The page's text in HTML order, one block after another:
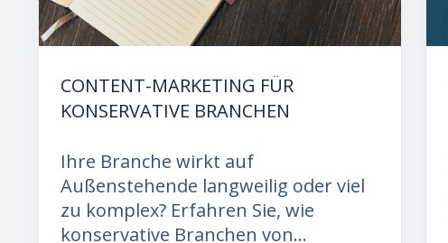
CONTENT-MARKETING FÜR
KONSERVATIVE BRANCHEN
Ihre Branche wirkt auf
Außenstehende langweilig oder viel
zu komplex? Erfahren Sie, wie
konservative Branchen von...